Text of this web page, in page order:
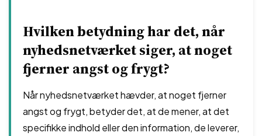
Hvilken betydning har det, når
nyhedsnetværket siger, at noget
fjerner angst og frygt?
Når nyhedsnetværket hævder, at noget fjerner
angst og frygt, betyder det, at de mener, at det
specifikke indhold eller den information, de leverer,